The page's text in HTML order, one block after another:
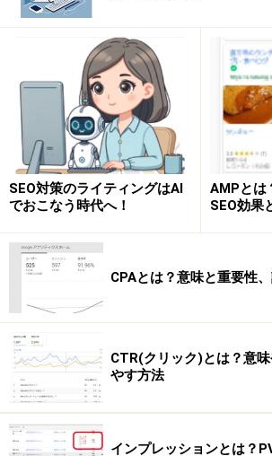
SEO対策のライティングはAI
でおこなう時代へ！
AMPとは
SEO効果
CPAとは？意味と重要性
CTR(クリック)とは？意
やす方法
インプレッションとは？